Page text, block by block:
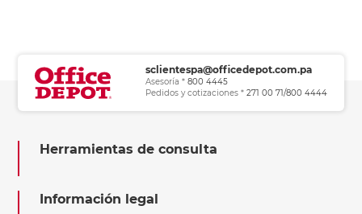
sclientespa@officedepot.com.pa
Asesoría * 800 4445
Pedidos y cotizaciones * 271 00 71/800 4444
Herramientas de consulta
Información legal